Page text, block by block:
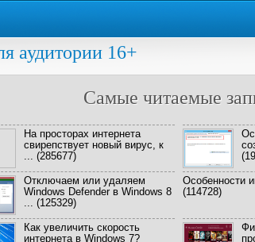
аудитории 16+
Самые читаемые
На просторах интернета
свирепствует новый вирус, к
... (285677)
Отключаем или удаляем
Windows Defender в Windows 8
... (125329)
Особенности
(114728)
Как увеличить скорость
интернета в Windows 7?